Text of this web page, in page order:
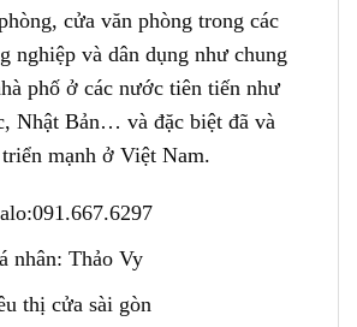
cửa văn phòng trong các
nghiệp và dân dụng như chung
phố ở các nước tiên tiến như
Nhật Bản… và đặc biệt đã và
mạnh ở Việt Nam.
:091.667.6297
nhân: Thảo Vy
thị cửa sài gòn